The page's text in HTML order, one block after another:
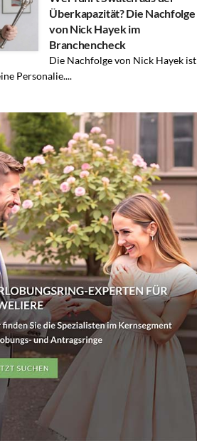
Überkapazität? Die Nachfolge
von Nick Hayek im
Branchencheck
Die Nachfolge von Nick Hayek ist
Personalie....